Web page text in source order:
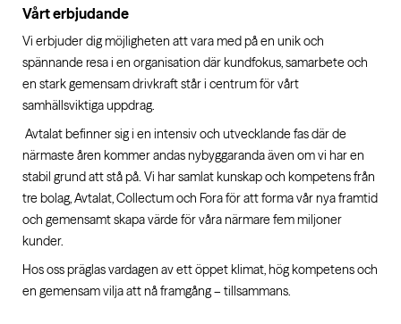
Vårt erbjudande
Vi erbjuder dig möjligheten att vara med på en unik och
spännande resa i en organisation där kundfokus, samarbete och
en stark gemensam drivkraft står i centrum för vårt
samhällsviktiga uppdrag.
Avtalat befinner sig i en intensiv och utvecklande fas där de
närmaste åren kommer andas nybyggaranda även om vi har en
stabil grund att stå på. Vi har samlat kunskap och kompetens från
tre bolag, Avtalat, Collectum och Fora för att forma vår nya framtid
och gemensamt skapa värde för våra närmare fem miljoner
kunder.
Hos oss präglas vardagen av ett öppet klimat, hög kompetens och
en gemensam vilja att nå framgång – tillsammans.